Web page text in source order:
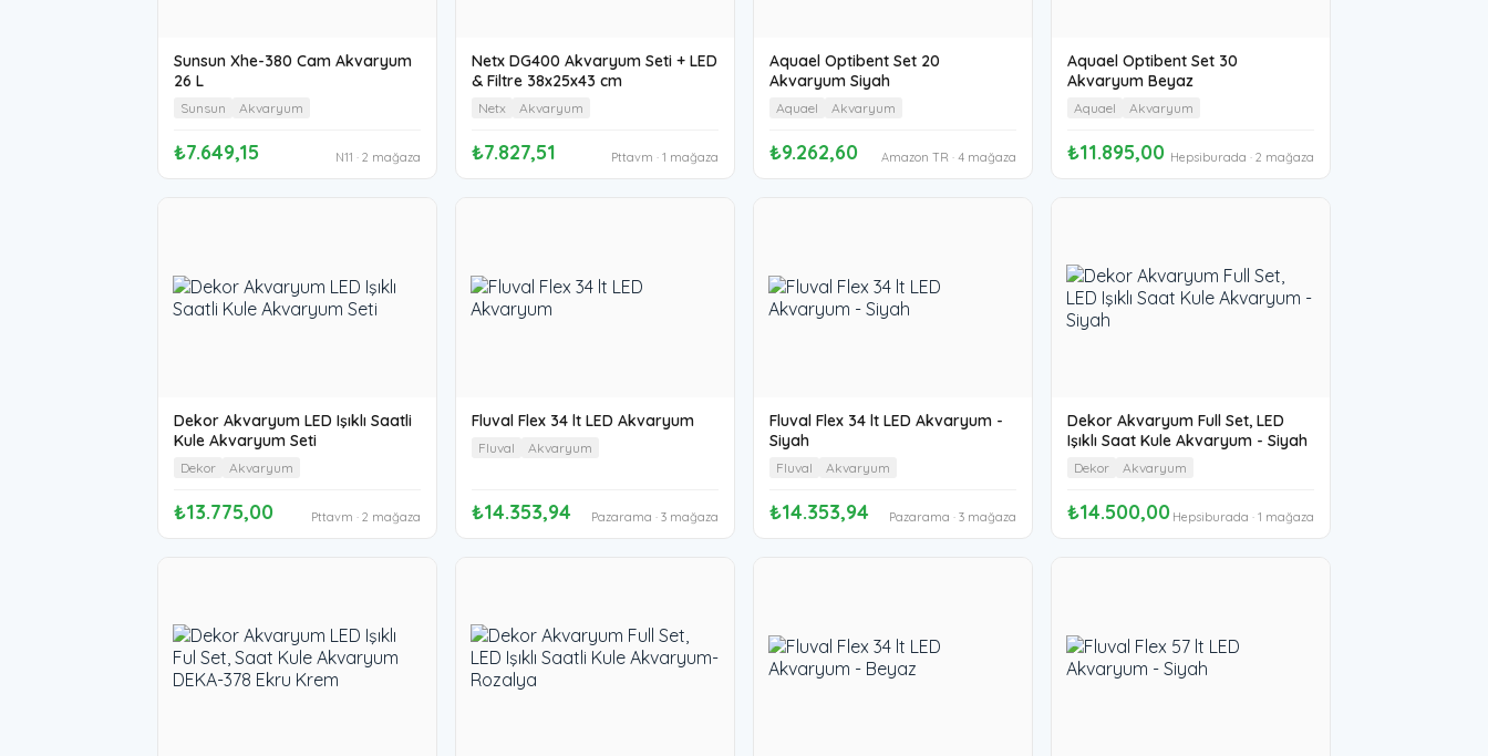
Sunsun Xhe-380 Cam Akvaryum
26 L
Sunsun Akvaryum
₺7.649,15 N11 · 2 mağaza
Netx DG400 Akvaryum Seti + LED
& Filtre 38x25x43 cm
Netx Akvaryum
₺7.827,51 Pttavm · 1 mağaza
Aquael Optibent Set 20
Akvaryum Siyah
Aquael Akvaryum
₺9.262,60 Amazon TR · 4 mağaza
Aquael Optibent Set 30
Akvaryum Beyaz
Aquael Akvaryum
₺11.895,00 Hepsiburada · 2 mağaza
Dekor Akvaryum LED Işıklı Saatli
Kule Akvaryum Seti
Dekor Akvaryum
₺13.775,00 Pttavm · 2 mağaza
Fluval Flex 34 lt LED Akvaryum
Fluval Akvaryum
₺14.353,94 Pazarama · 3 mağaza
Fluval Flex 34 lt LED Akvaryum -
Siyah
Fluval Akvaryum
₺14.353,94 Pazarama · 3 mağaza
Dekor Akvaryum Full Set, LED
Işıklı Saat Kule Akvaryum - Siyah
Dekor Akvaryum
₺14.500,00 Hepsiburada · 1 mağaza